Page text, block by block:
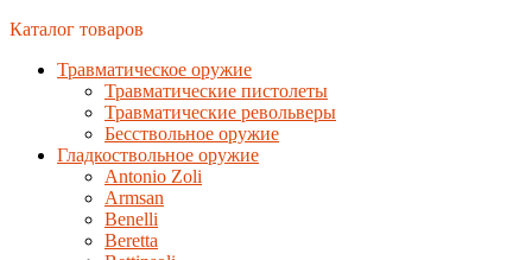
Каталог товаров
Травматическое оружие
Травматические пистолеты
Травматические револьверы
Бесствольное оружие
Гладкоствольное оружие
Antonio Zoli
Armsan
Benelli
Beretta